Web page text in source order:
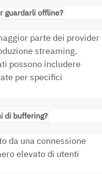
guardarli offline?
parte dei provider
streaming.
possono includere
per specifici
di buffering?
da una connessione
elevato di utenti